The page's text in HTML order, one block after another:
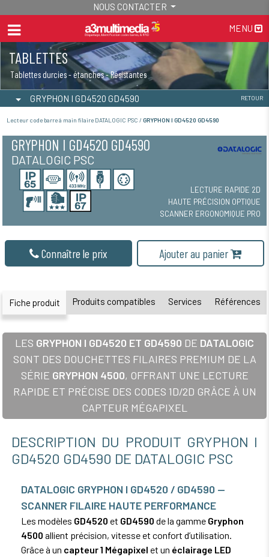
NOUS CONTACTER
MENU
TABLETTES
Tablettes durcies - étanches - Résistantes
GRYPHON I GD4520 GD4590 RETOUR
Lecteur code barre à main filaire DATALOGIC PSC / GRYPHON I GD4520 GD4590
GRYPHON I GD4520 GD4590
DATALOGIC PSC
LECTURE RAPIDE 2D
HAUTE PRÉCISION OPTIQUE
SCANNER ERGONOMIQUE PRO
Connaître le prix Ajouter au panier
Fiche produit Produits compatibles Services Références
LES GRYPHON I GD4520 ET GD4590 DE DATALOGIC
SONT DES DOUCHETTES FILAIRES PREMIUM DE LA
SÉRIE GRYPHON 4500, OFFRANT UNE LECTURE
RAPIDE ET PRÉCISE DES CODES 1D/2D GRÂCE À UN
CAPTEUR MÉGAPIXEL
DESCRIPTION DU PRODUIT GRYPHON I
GD4520 GD4590 DE DATALOGIC PSC
DATALOGIC GRYPHON I GD4520 / GD4590 —
SCANNER FILAIRE HAUTE PERFORMANCE
Les modèles GD4520 et GD4590 de la gamme Gryphon
4500 allient précision, vitesse et confort d’utilisation.
Grâce à un capteur 1 Mégapixel et un éclairage LED